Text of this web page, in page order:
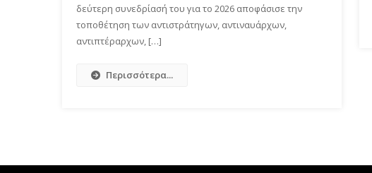
δεύτερη συνεδρίασή του για το 2026 αποφάσισε την
τοποθέτηση των αντιστράτηγων, αντιναυάρχων,
αντιπτέραρχων, […]
Περισσότερα...